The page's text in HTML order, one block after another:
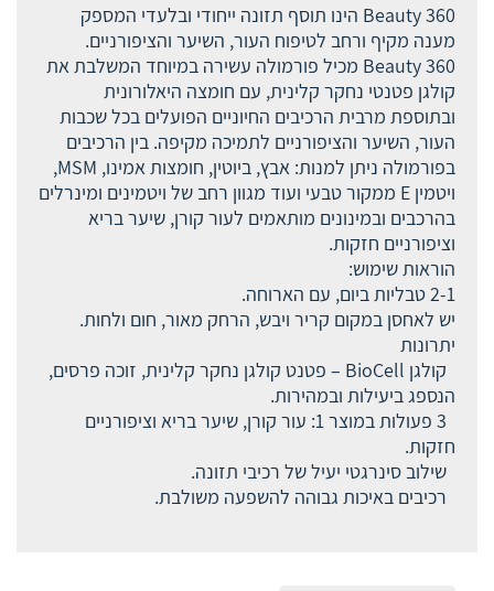
Beauty 360 הינו תוסף תזונה ייחודי ובלעדי המספק
מענה מקיף ורחב לטיפוח העור, השיער והציפורניים.
Beauty 360 מכיל פורמולה עשירה במיוחד המשלבת את
קולגן פטנטי נחקר קלינית, עם חומצה היאלורונית
ובתוספת מרבית הרכיבים החיוניים הפועלים בכל שכבות
העור, השיער והציפורניים לתמיכה מקיפה. בין הרכיבים
בפורמולה ניתן למנות: אבץ, ביוטין, חומצות אמינו, MSM,
ויטמין E ממקור טבעי ועוד מגוון רחב של ויטמינים ומינרלים
בהרכבים ובמינונים מותאמים לעור קורן, שיער בריא
וציפורניים חזקות.
הוראות שימוש:
2-1 טבליות ביום, עם הארוחה.
יש לאחסן במקום קריר ויבש, הרחק מאור, חום ולחות.
יתרונות
קולגן BioCell – פטנט קולגן נחקר קלינית, זוכה פרסים,
הנספג ביעילות ובמהירות.
3 פעולות במוצר 1: עור קורן, שיער בריא וציפורניים
חזקות.
שילוב סינרגטי יעיל של רכיבי תזונה.
רכיבים באיכות גבוהה להשפעה משולבת.